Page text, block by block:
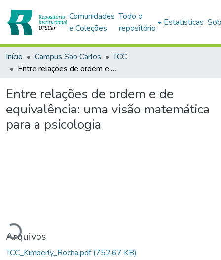
Comunidades
e Coleções
Todo o
repositório
Estatísticas
Início Campus São Carlos
TCC
Entre relações de ordem e de equivalência: uma visão matemática para a psicologia
Entre relações de ordem e de
equivalência: uma visão matemática
para a psicologia
Carregando...
Arquivos
TCC_Kimberly_Rocha.pdf(752.67 KB)